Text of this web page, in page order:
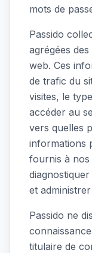
mots de
Passido
agrégées
web. Ces
de trafic du
visites, le
accéder au
vers quelles
informations
fournis à
et
Passido ne
titulaire de